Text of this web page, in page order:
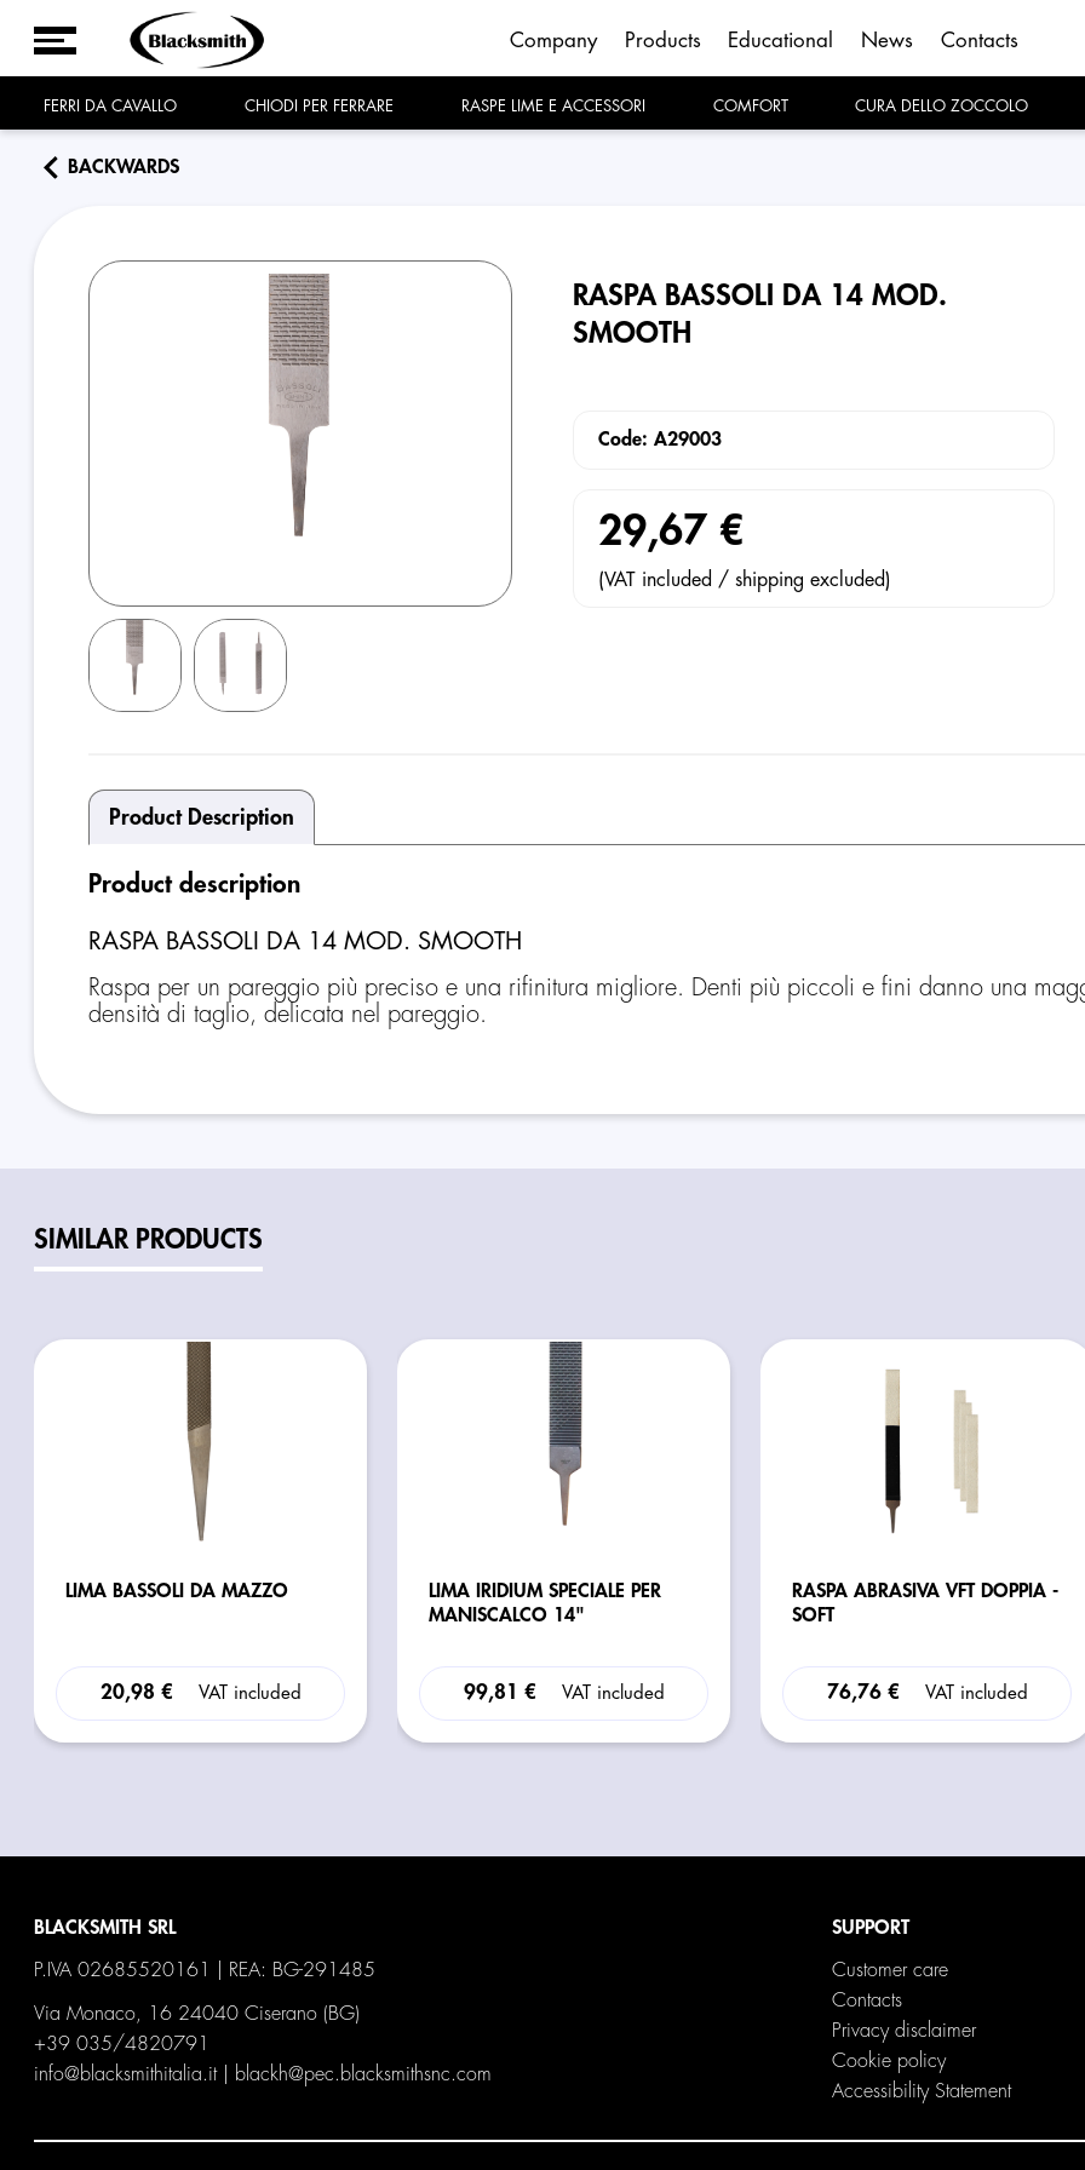
Company Products Educational News Contacts
FERRI DA CAVALLO CHIODI PER FERRARE RASPE LIME E ACCESSORI COMFORT CURA DELLO ZOCCOLO
BACKWARDS
RASPA BASSOLI DA 14 MOD.
SMOOTH
Code: A29003
29,67 €
(VAT included / shipping excluded)
Product Description
Product description
RASPA BASSOLI DA 14 MOD. SMOOTH
Raspa per un pareggio più preciso e una rifinitura migliore. Denti più piccoli e fini danno una
densità di taglio, delicata nel pareggio.
SIMILAR PRODUCTS
LIMA BASSOLI DA MAZZO
20,98 € VAT included
LIMA IRIDIUM SPECIALE PER
MANISCALCO 14"
99,81 € VAT included
RASPA ABRASIVA VFT DOPPIA -
SOFT
76,76 € VAT included
BLACKSMITH SRL
P.IVA 02685520161 | REA: BG-291485
Via Monaco, 16 24040 Ciserano (BG)
+39 035/4820791
info@blacksmithitalia.it| blackh@pec.blacksmithsnc.com
SUPPORT
Customer care
Contacts
Privacy disclaimer
Cookie policy
Accessibility Statement